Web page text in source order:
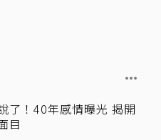
了！40年感情曝光 揭開
目